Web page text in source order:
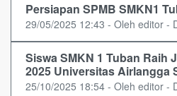
Persiapan SPMB SMKN1
29/05/2025 12:43 - Oleh editor -
Siswa SMKN 1 Tuban Raih
2025 Universitas Airlangga
25/10/2025 18:54 - Oleh editor -